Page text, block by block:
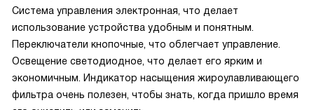
Система управления электронная, что делает
использование устройства удобным и понятным.
Переключатели кнопочные, что облегчает управление.
Освещение светодиодное, что делает его ярким и
экономичным. Индикатор насыщения жироулавливающего
фильтра очень полезен, чтобы знать, когда пришло время